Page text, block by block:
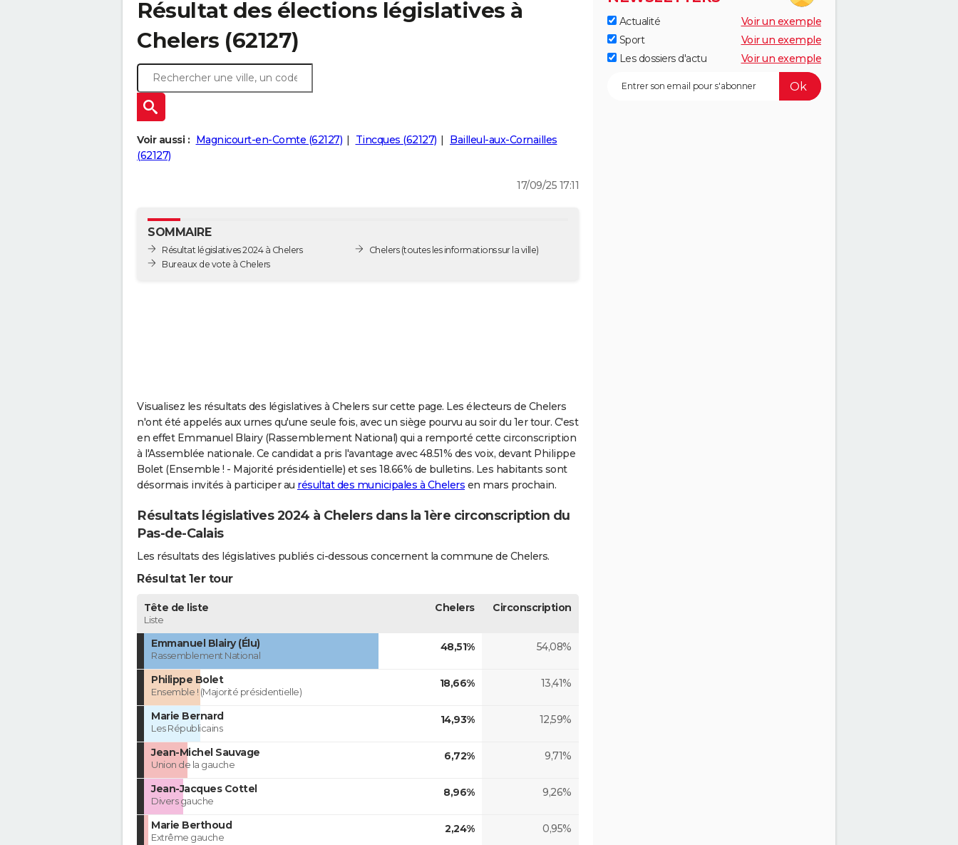
Résultat des élections législatives à
Chelers (62127)
Voir aussi : Magnicourt-en-Comte (62127) Tincques (62127)
Bailleul-aux-Cornailles
(62127)
17/09/25 17:11
SOMMAIRE
Résultat législatives 2024 à Chelers
Bureaux de vote à Chelers
Chelers(toutes les informations sur la ville)
Visualisez les résultats des législatives à Chelers sur cette page. Les électeurs de Chelers
n'ont été appelés aux urnes qu'une seule fois, avec un siège pourvu au soir du 1er tour. C'est
en effet Emmanuel Blairy (Rassemblement National) qui a remporté cette circonscription
à l'Assemblée nationale. Ce candidat a pris l'avantage avec 48.51% des voix, devant Philippe
Bolet (Ensemble ! - Majorité présidentielle) et ses 18.66% de bulletins. Les habitants sont
désormais invités à participer au résultat des municipales à Chelers en mars prochain.
Résultats législatives 2024 à Chelers dans la 1ère circonscription du
Pas-de-Calais
Les résultats des législatives publiés ci-dessous concernent la commune de Chelers.
Résultat 1er tour
Tête de liste
Liste
Chelers Circonscription
Emmanuel Blairy (Élu)
Rassemblement National
48,51% 54,08%
Philippe Bolet
Ensemble ! (Majorité présidentielle)
18,66% 13,41%
Marie Bernard
Les Républicains
14,93% 12,59%
Jean-Michel Sauvage
Union de la gauche
6,72% 9,71%
Jean-Jacques Cottel
Divers gauche
8,96% 9,26%
Marie Berthoud
Extrême gauche
2,24% 0,95%
Actualité
Voir un exemple
Sport
Voir un exemple
Les dossiers d'actu
Voir un exemple